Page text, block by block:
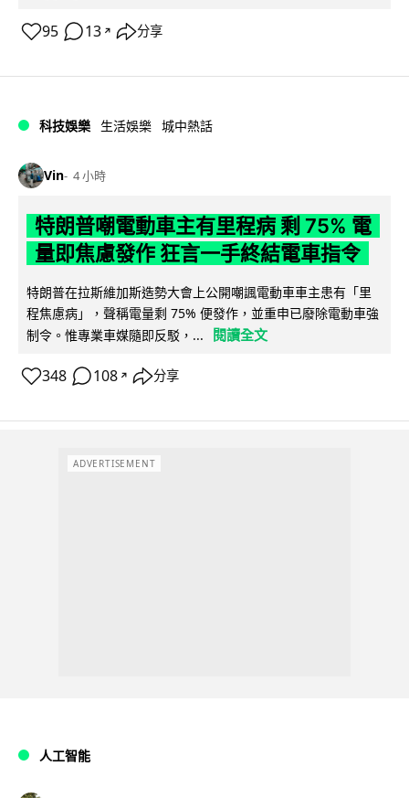
95 13 ↗ 分享
科技娛樂 生活娛樂 城中熱話
Vin 4 小時
特朗普嘲電動車主有里程病 剩 75% 電
量即焦慮發作 狂言一手終結電車指令
特朗普在拉斯維加斯造勢大會上公開嘲諷電動車車主患有「里
程焦慮病」，聲稱電量剩 75% 便發作，並重申已廢除電動車強
制令。惟專業車媒隨即反駁，...
閱讀全文
348 108 ↗ 分享
ADVERTISEMENT
人工智能